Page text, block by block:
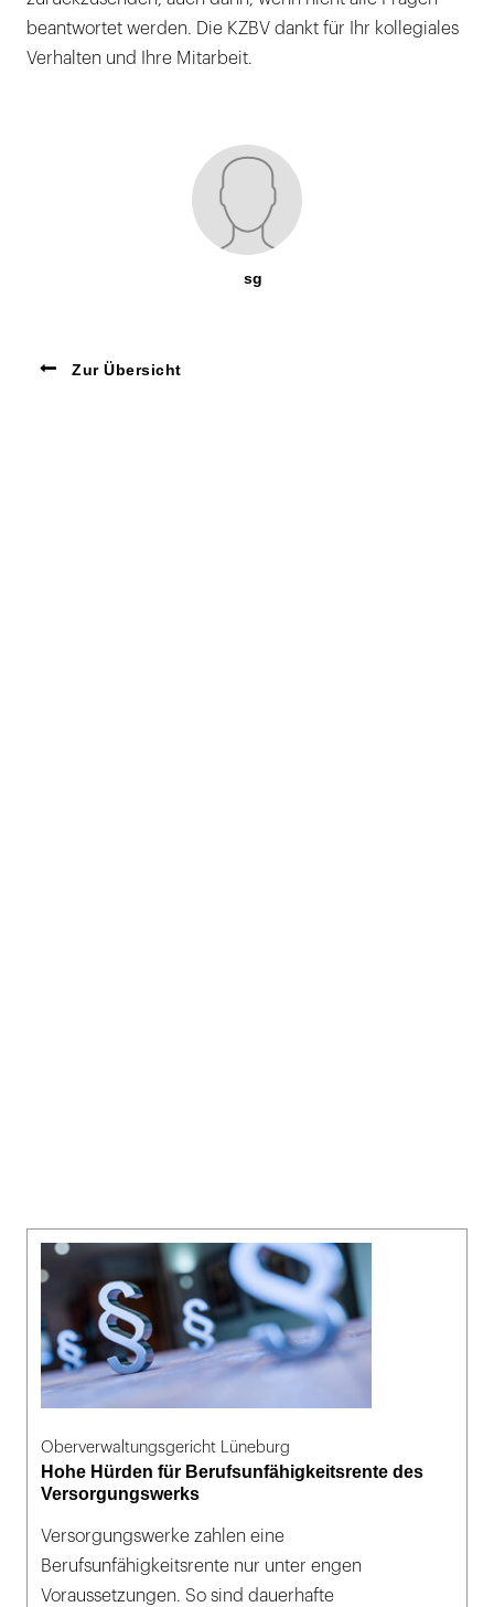
beantwortet werden. Die KZBV dankt für Ihr kollegiales
Verhalten und Ihre Mitarbeit.
sg
Zur Übersicht
Oberverwaltungsgericht Lüneburg
Hohe Hürden für Berufsunfähigkeitsrente des
Versorgungswerks
Versorgungswerke zahlen eine
Berufsunfähigkeitsrente nur unter engen
Voraussetzungen. So sind dauerhafte